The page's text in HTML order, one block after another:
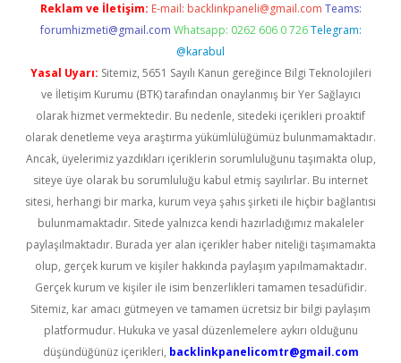
Reklam ve İletişim: E-mail: backlinkpaneli@gmail.com Teams:
forumhizmeti@gmail.com Whatsapp: 0262 606 0 726 Telegram:
@karabul
Yasal Uyarı: Sitemiz, 5651 Sayılı Kanun gereğince Bilgi Teknolojileri
ve İletişim Kurumu (BTK) tarafından onaylanmış bir Yer Sağlayıcı
olarak hizmet vermektedir. Bu nedenle, sitedeki içerikleri proaktif
olarak denetleme veya araştırma yükümlülüğümüz bulunmamaktadır.
Ancak, üyelerimiz yazdıkları içeriklerin sorumluluğunu taşımakta olup,
siteye üye olarak bu sorumluluğu kabul etmiş sayılırlar. Bu internet
sitesi, herhangi bir marka, kurum veya şahıs şirketi ile hiçbir bağlantısı
bulunmamaktadır. Sitede yalnızca kendi hazırladığımız makaleler
paylaşılmaktadır. Burada yer alan içerikler haber niteliği taşımamakta
olup, gerçek kurum ve kişiler hakkında paylaşım yapılmamaktadır.
Gerçek kurum ve kişiler ile isim benzerlikleri tamamen tesadüfidir.
Sitemiz, kar amacı gütmeyen ve tamamen ücretsiz bir bilgi paylaşım
platformudur. Hukuka ve yasal düzenlemelere aykırı olduğunu
düşündüğünüz içerikleri, backlinkpanelicomtr@gmail.com